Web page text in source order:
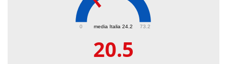
media Italia 24.2
0 73.2
20.5